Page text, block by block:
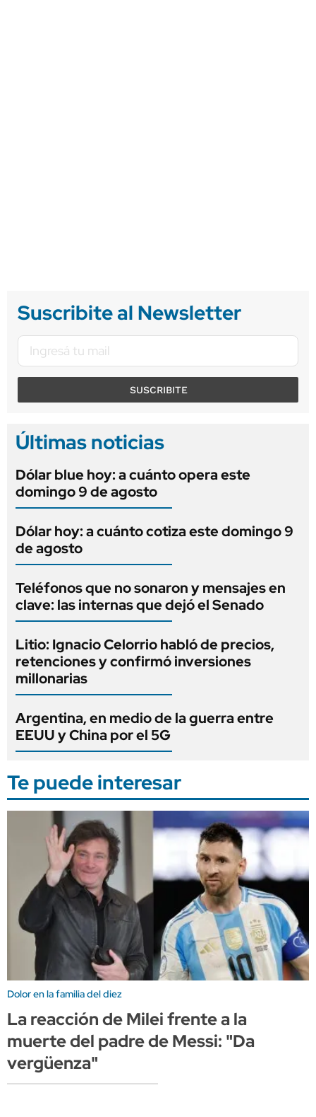
Suscribite al Newsletter
SUSCRIBITE
Últimas noticias
Dólar blue hoy: a cuánto opera este
domingo 9 de agosto
Dólar hoy: a cuánto cotiza este domingo 9
de agosto
Teléfonos que no sonaron y mensajes en
clave: las internas que dejó el Senado
Litio: Ignacio Celorrio habló de precios,
retenciones y confirmó inversiones
millonarias
Argentina, en medio de la guerra entre
EEUU y China por el 5G
Te puede interesar
Dolor en la familia del diez
La reacción de Milei frente a la
muerte del padre de Messi: "Da
vergüenza"